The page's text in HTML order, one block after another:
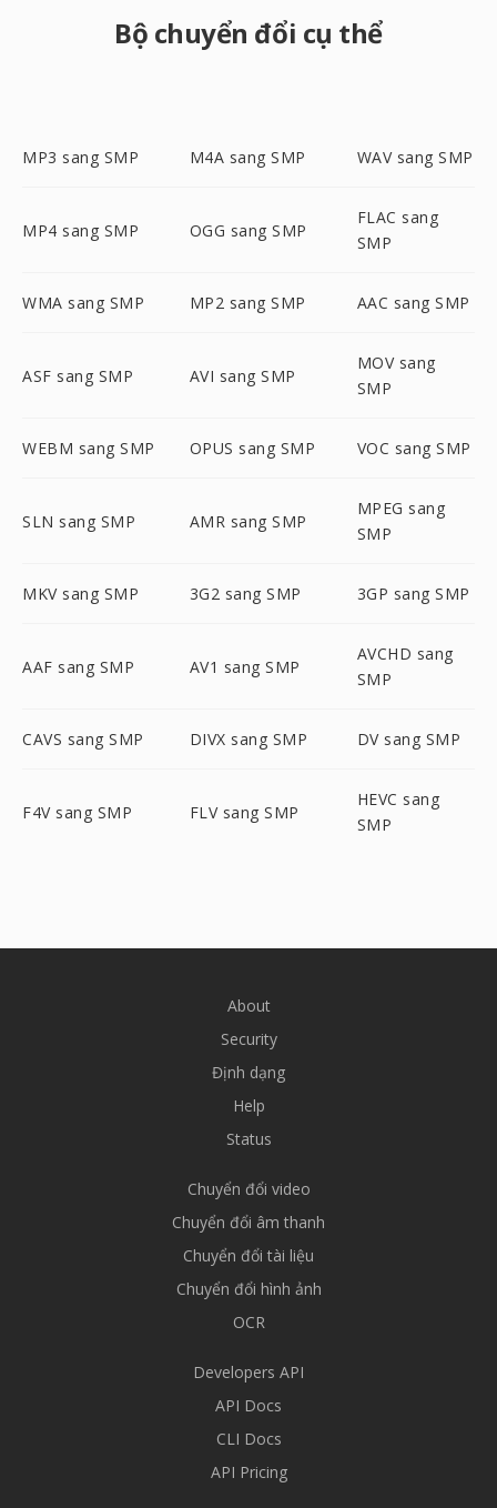
Bộ chuyển đổi cụ thể
MP3 sang SMP M4A sang SMP WAV sang SMP
MP4 sang SMP OGG sang SMP
FLAC sang
SMP
WMA sang SMP MP2 sang SMP AAC sang SMP
ASF sang SMP AVI sang SMP
MOV sang
SMP
WEBM sang SMP OPUS sang SMP VOC sang SMP
SLN sang SMP AMR sang SMP
MPEG sang
SMP
MKV sang SMP 3G2 sang SMP 3GP sang SMP
AAF sang SMP AV1 sang SMP
AVCHD sang
SMP
CAVS sang SMP DIVX sang SMP DV sang SMP
F4V sang SMP FLV sang SMP
HEVC sang
SMP
About
Security
Định dạng
Help
Status
Chuyển đổi video
Chuyển đổi âm thanh
Chuyển đổi tài liệu
Chuyển đổi hình ảnh
OCR
Developers API
API Docs
CLI Docs
API Pricing